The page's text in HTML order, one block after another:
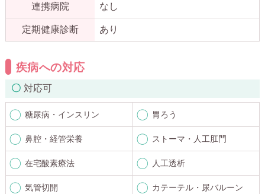
連携病院 なし
定期健康診断 あり
疾病への対応
対応可
糖尿病・インスリン 胃ろう
鼻腔・経管栄養 ストーマ・人工肛門
在宅酸素療法 人工透析
気管切開 カテーテル・尿バルーン